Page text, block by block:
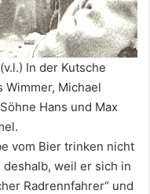
In der Kutsche
Michael
Hans und Max
vom Bier trinken nicht
weil er sich in
Radrennfahrer“ und